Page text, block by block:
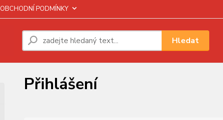
OBCHODNÍ PODMÍNKY
Hledat
Přihlášení